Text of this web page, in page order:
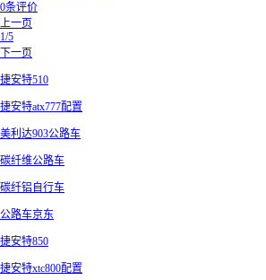
0条评价
上一页
1/5
下一页
捷安特510
捷安特atx777配置
美利达903公路车
碳纤维公路车
碳纤铝自行车
公路车京东
捷安特850
捷安特xtc800配置